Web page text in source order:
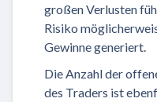
großen Verlusten
Risiko
Gewinne generiert.
Die Anzahl der
des Traders ist